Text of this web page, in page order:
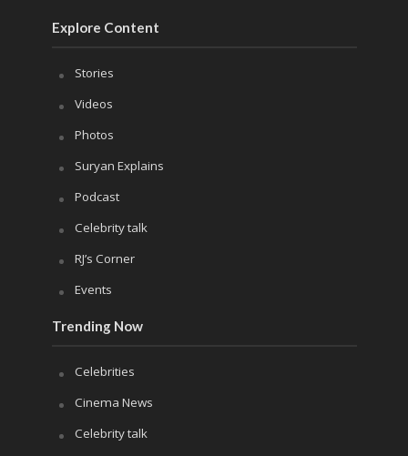
Explore Content
Stories
Videos
Photos
Suryan Explains
Podcast
Celebrity talk
RJ’s Corner
Events
Trending Now
Celebrities
Cinema News
Celebrity talk